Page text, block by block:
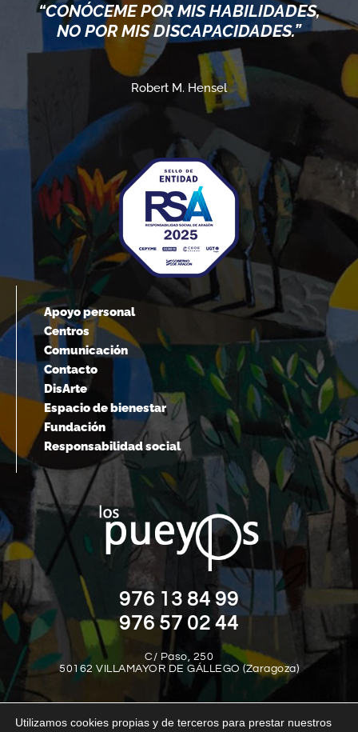
“CONÓCEME POR MIS HABILIDADES,
NO POR MIS DISCAPACIDADES.”
Robert M. Hensel
Apoyo personal
Centros
Comunicación
Contacto
DisArte
Espacio de bienestar
Fundación
Responsabilidad social
976 13 84 99
976 57 02 44
C/ Paso, 250
50162 VILLAMAYOR DE GÁLLEGO (Zaragoza)
Utilizamos cookies propias y de terceros para prestar nuestros